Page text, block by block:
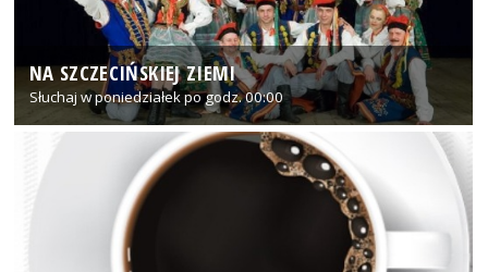
NA SZCZECIŃSKIEJ ZIEMI
Słuchaj w poniedziałek po godz. 00:00